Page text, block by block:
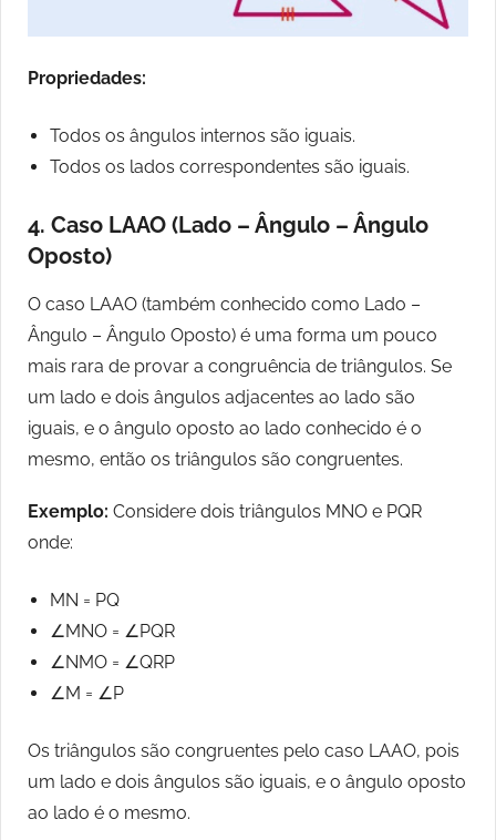
Propriedades:
Todos os ângulos internos são iguais.
Todos os lados correspondentes são iguais.
4. Caso LAAO (Lado – Ângulo – Ângulo
Oposto)
O caso LAAO (também conhecido como Lado –
Ângulo – Ângulo Oposto) é uma forma um pouco
mais rara de provar a congruência de triângulos. Se
um lado e dois ângulos adjacentes ao lado são
iguais, e o ângulo oposto ao lado conhecido é o
mesmo, então os triângulos são congruentes.
Exemplo: Considere dois triângulos MNO e PQR
onde:
MN = PQ
∠MNO = ∠PQR
∠NMO = ∠QRP
∠M = ∠P
Os triângulos são congruentes pelo caso LAAO, pois
um lado e dois ângulos são iguais, e o ângulo oposto
ao lado é o mesmo.